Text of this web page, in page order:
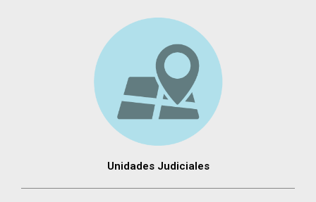
Unidades Judiciales